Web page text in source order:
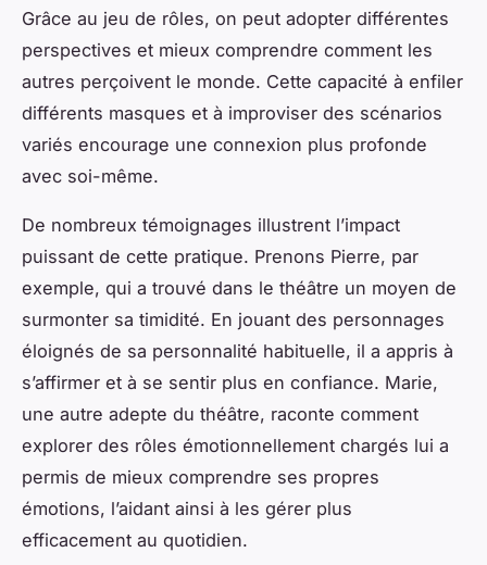
Grâce au jeu de rôles, on peut adopter différentes
perspectives et mieux comprendre comment les
autres perçoivent le monde. Cette capacité à enfiler
différents masques et à improviser des scénarios
variés encourage une connexion plus profonde
avec soi-même.
De nombreux témoignages illustrent l’impact
puissant de cette pratique. Prenons Pierre, par
exemple, qui a trouvé dans le théâtre un moyen de
surmonter sa timidité. En jouant des personnages
éloignés de sa personnalité habituelle, il a appris à
s’affirmer et à se sentir plus en confiance. Marie,
une autre adepte du théâtre, raconte comment
explorer des rôles émotionnellement chargés lui a
permis de mieux comprendre ses propres
émotions, l’aidant ainsi à les gérer plus
efficacement au quotidien.